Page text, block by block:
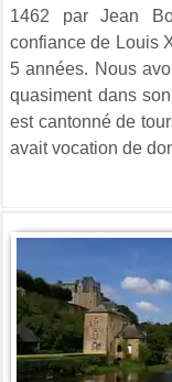
1462 par Jean
confiance de Louis
5 années. Nous
quasiment dans
est cantonné de
avait vocation de